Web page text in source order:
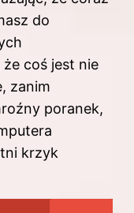
do
coś jest nie
zanim
poranek,
krzyk